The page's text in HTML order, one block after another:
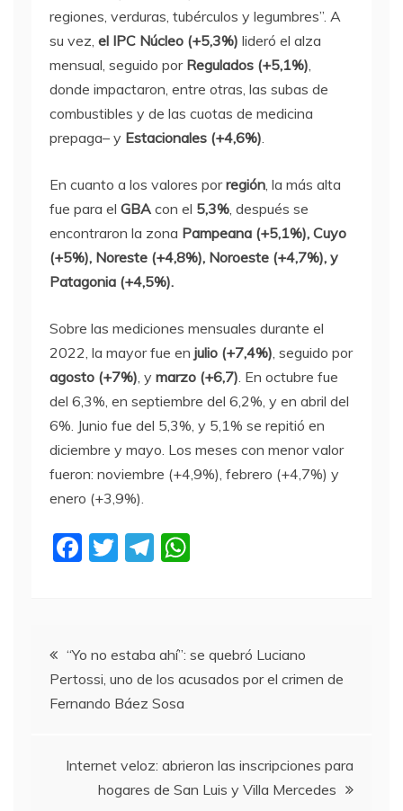
regiones, verduras, tubérculos y legumbres”. A
su vez, el IPC Núcleo (+5,3%) lideró el alza
mensual, seguido por Regulados (+5,1%)
donde impactaron, entre otras, las subas de
combustibles y de las cuotas de medicina
prepaga– y Estacionales (+4,6%)
En cuanto a los valores porregión , la más alta
fue para el GBA con el 5,3% , después se
encontraron la zona Pampeana (+5,1%), Cuyo
(+5%), Noreste (+4,8%), Noroeste (+4,7%), y
Patagonia (+4,5%).
Sobre las mediciones mensuales durante el
2022, la mayor fue en julio (+7,4%) , seguido por
agosto (+7%) , y marzo (+6,7) . En octubre fue
del 6,3%, en septiembre del 6,2%, y en abril del
6%. Junio fue del 5,3%, y 5,1% se repitió en
diciembre y mayo. Los meses con menor valor
fueron: noviembre (+4,9%), febrero (+4,7%) y
enero (+3,9%).
F
b
o
o
T
T
a
m
A
p
Navegación
de
“Yo no estaba ahí”: se quebró Luciano
Pertossi, uno de los acusados por el crimen de
Fernando Báez Sosa
Internet veloz: abrieron las inscripciones para
hogares de San Luis y Villa Mercedes